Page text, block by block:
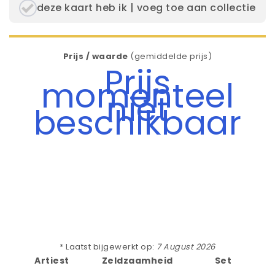
deze kaart heb ik | voeg toe aan collectie
Prijs / waarde (gemiddelde prijs)
Prijs
momenteel
niet
beschikbaar
* Laatst bijgewerkt op: 7 August 2026
Artiest Zeldzaamheid Set